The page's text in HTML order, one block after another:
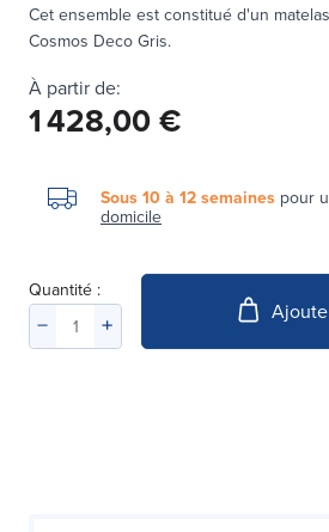
Cet ensemble est constitué d'un
Cosmos Deco Gris.
À partir de:
1 428,00 €
Sous 10 à 12 semaines pour
domicile
Quantité :